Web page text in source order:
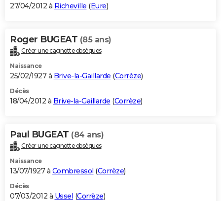
27/04/2012 à Richeville (Eure)
Roger BUGEAT (85 ans)
Créer une cagnotte obsèques
Naissance
25/02/1927 à Brive-la-Gaillarde (Corrèze)
Décès
18/04/2012 à Brive-la-Gaillarde (Corrèze)
Paul BUGEAT (84 ans)
Créer une cagnotte obsèques
Naissance
13/07/1927 à Combressol (Corrèze)
Décès
07/03/2012 à Ussel (Corrèze)